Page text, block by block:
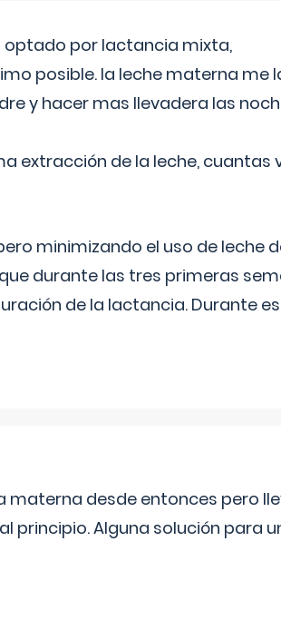
optado por lactancia mixta,
posible. la leche materna me
y hacer mas llevadera las
extracción de la leche, cuantas
minimizando el uso de leche
durante las tres primeras
de la lactancia. Durante
materna desde entonces pero
principio. Alguna solución para